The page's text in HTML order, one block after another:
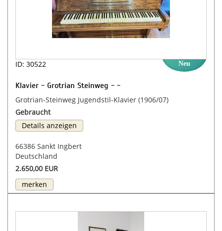
ID: 30522 Neu
Klavier - Grotrian Steinweg - -
Grotrian-Steinweg Jugendstil-Klavier (1906/07)
Gebraucht
Details anzeigen
66386 Sankt Ingbert
Deutschland
2.650,00 EUR
merken